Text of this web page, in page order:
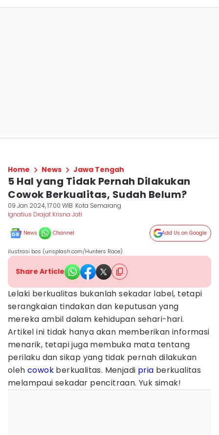
Home News Jawa Tengah
5 Hal yang Tidak Pernah Dilakukan
Cowok Berkualitas, Sudah Belum?
09 Jan 2024, 17:00 WIB Kota Semarang
Ignatius Drajat Krisna Jati
News Channel Add Us on Google
ilustrasi bos (unsplash.com/Hunters Race)
Share Article
Lelaki berkualitas bukanlah sekadar label, tetapi
serangkaian tindakan dan keputusan yang
mereka ambil dalam kehidupan sehari-hari.
Artikel ini tidak hanya akan memberikan informasi
menarik, tetapi juga membuka mata tentang
perilaku dan sikap yang tidak pernah dilakukan
oleh cowok berkualitas. Menjadi pria berkualitas
melampaui sekadar pencitraan. Yuk simak!